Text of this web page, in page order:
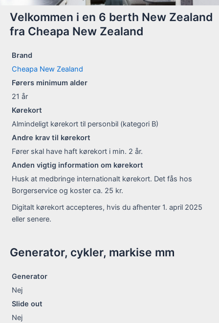
Velkommen i en 6 berth New Zealand
fra Cheapa New Zealand
Brand
Cheapa New Zealand
Førers minimum alder
21 år
Kørekort
Almindeligt kørekort til personbil (kategori B)
Andre krav til kørekort
Fører skal have haft kørekort i min. 2 år.
Anden vigtig information om kørekort
Husk at medbringe internationalt kørekort. Det fås hos
Borgerservice og koster ca. 25 kr.
Digitalt kørekort accepteres, hvis du afhenter 1. april 2025
eller senere.
Generator, cykler, markise mm
Generator
Nej
Slide out
Nej